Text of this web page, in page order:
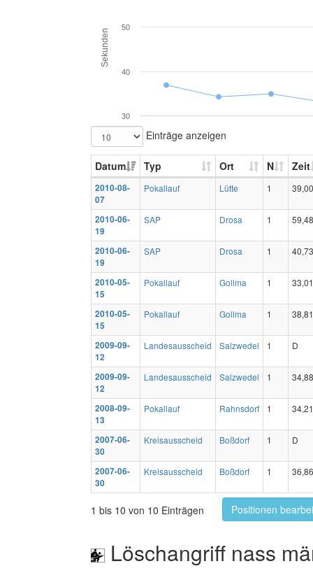
Sekunden
30
40
50
Einträge anzeigen
Datum Typ Ort N Zeit
2010-08-
07
Pokallauf Lütte 1 39,00
2010-06-
19
SAP Drosa 1 59,48
2010-06-
19
SAP Drosa 1 40,73
2010-05-
15
Pokallauf Gollma 1 33,01
2010-05-
15
Pokallauf Gollma 1 38,81
2009-09-
12
Landesausscheid Salzwedel 1 D
2009-09-
12
Landesausscheid Salzwedel 1 34,88
2008-09-
13
Pokallauf Rahnsdorf 1 34,21
2007-06-
30
Kreisausscheid Boßdorf 1 D
2007-06-
30
Kreisausscheid Boßdorf 1 36,86
1 bis 10 von 10 Einträgen Positionen
Löschangriff nass